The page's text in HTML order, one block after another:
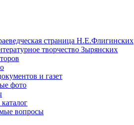
страница Н.Е.Флигинских
творчество Зырянских
и газет
фото
вопросы